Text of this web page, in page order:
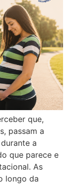
que,
passam a
a
que parece e
As
longo da